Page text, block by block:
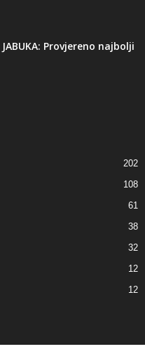
JABUKA: Provjereno najbolji
202
108
61
38
32
12
12